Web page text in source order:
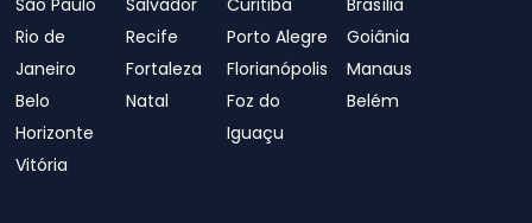
São Paulo
Rio de
Janeiro
Belo
Horizonte
Vitória
Salvador
Recife
Fortaleza
Natal
Curitiba
Porto Alegre
Florianópolis
Foz do
Iguaçu
Brasília
Goiânia
Manaus
Belém